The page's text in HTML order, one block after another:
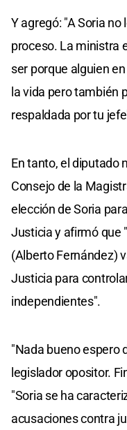
Y agregó: "A Soria no
proceso. La ministra
ser porque alguien
la vida pero también
respaldada por tu
En tanto, el diputado
Consejo de la
elección de Soria
Justicia y afirmó que
(Alberto Fernández)
Justicia para
independientes".
"Nada bueno espero
legislador opositor.
"Soria se ha
acusaciones contra